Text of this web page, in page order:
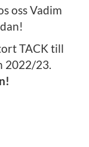
oss Vadim
TACK till
2022/23.